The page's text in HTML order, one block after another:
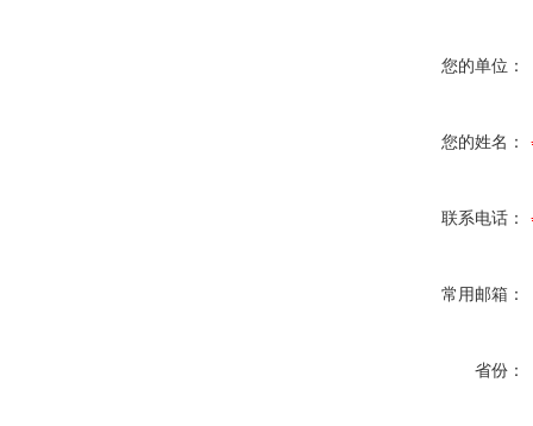
您的单位：
您的姓名：
联系电话：
常用邮箱：
省份：